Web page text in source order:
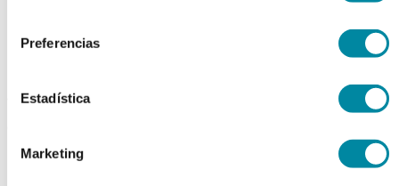
Preferencias
Estadística
Marketing
adquiriendo este producto
SODIO ALGINATO